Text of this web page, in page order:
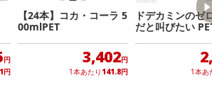
円
円
【24本】コカ・コーラ 5
00mlPET
3,402円
1本あたり 141.8円
ドデカミンのゼ
だと叫びたい
1本あ